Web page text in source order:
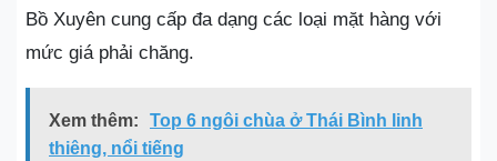
Bồ Xuyên cung cấp đa dạng các loại mặt hàng với
mức giá phải chăng.
Xem thêm:
Top 6 ngôi chùa ở Thái Bình linh
thiêng, nổi tiếng